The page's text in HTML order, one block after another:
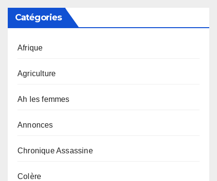
Catégories
Afrique
Agriculture
Ah les femmes
Annonces
Chronique Assassine
Colère